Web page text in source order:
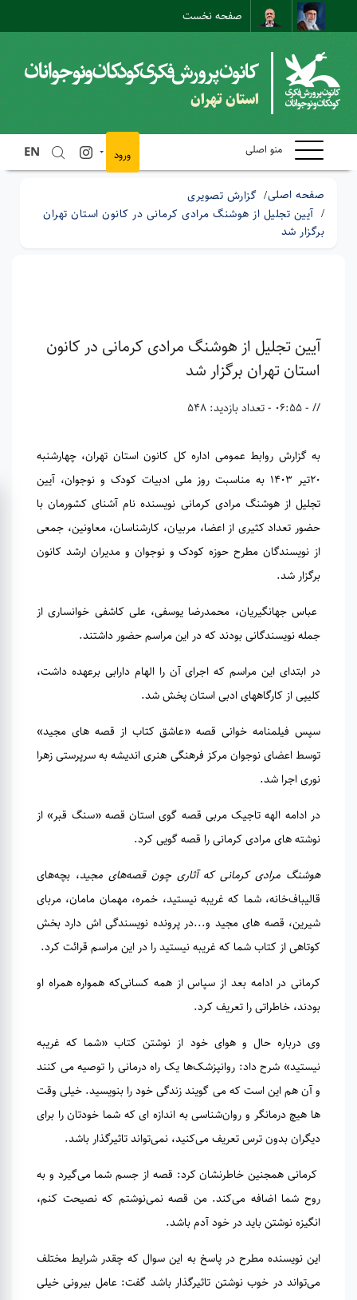
صفحه نخست
نقشه سایت
ارتباط مستقیم
استان تهران
منو اصلی EN ورود
صفحه اصلی
گزارش تصویری
آیین تجلیل از هوشنگ مرادی کرمانی در کانون استان تهران
برگزار شد
آیین تجلیل از هوشنگ مرادی کرمانی در کانون
استان تهران برگزار شد
// - 06:55 - تعداد بازدید: 548
به گزارش روابط عمومی اداره کل کانون استان تهران، چهارشنبه
۲۰تیر ۱۴۰۳ به مناسبت روز ملی ادبیات کودک و نوجوان، آیین
تجلیل از هوشنگ مرادی کرمانی نویسنده نام آشنای کشورمان با
حضور تعداد کثیری از اعضا، مربیان، کارشناسان، معاونین، جمعی
از نویسندگان مطرح حوزه کودک و نوجوان و مدیران ارشد کانون
برگزار شد.
عباس جهانگیریان، محمدرضا یوسفی، علی کاشفی خوانساری از
جمله نویسندگانی بودند که در این مراسم حضور داشتند.
در ابتدای این مراسم که اجرای آن را الهام‌ دارابی برعهده داشت،
کلیپی از کارگاههای ادبی استان پخش شد.
سپس فیلمنامه خوانی قصه «عاشق کتاب از قصه های مجید»
توسط اعضای نوجوان مرکز فرهنگی هنری اندیشه به سرپرستی زهرا
‌نوری اجرا شد.
در ادامه الهه تاجیک مربی قصه گوی استان قصه «سنگ قبر» از
نوشته های مرادی کرمانی را قصه گویی کرد.
هوشنگ مرادی کرمانی که آثاری چون قصه‌های مجید، بچه‌های
قالیباف‌خانه، شما که غریبه نیستید، خمره، مهمان مامان، مربای
شیرین، قصه های مجید و...در پرونده نویسندگی اش دارد بخش
کوتاهی از کتاب شما که غریبه نیستید را در این مراسم قرائت کرد.
کرمانی در ادامه بعد از سپاس از همه کسانی‌که همواره همراه او
بودند، خاطراتی را تعریف کرد.
وی درباره حال و هوای خود از نوشتن کتاب «شما که غریبه
نیستید» شرح داد: روانپزشک‌ها یک راه درمانی را توصیه می کنند
و آن هم این است که می گویند زندگی خود را بنویسید. خیلی وقت
ها هیچ درمانگر و روان‌شناسی به اندازه ای که شما خودتان را برای
دیگران بدون ترس تعریف می‌کنید، نمی‌تواند تاثیرگذار باشد.
کرمانی همجنین خاطرنشان کرد: قصه از جسم شما می‌گیرد و به
روح شما اضافه می‌کند. من قصه نمی‌نوشتم که نصیحت کنم،
انگیزه نوشتن باید در خود آدم باشد.
این نویسنده مطرح در پاسخ به این سوال که چقدر شرایط مختلف
می‌تواند در خوب نوشتن تاثیرگذار باشد گفت: عامل بیرونی خیلی